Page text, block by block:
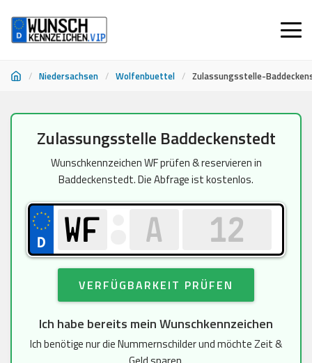
/ Niedersachsen / Wolfenbuettel / Zulassungsstelle-
Zulassungsstelle Baddeckenstedt
Wunschkennzeichen WF prüfen & reservieren in
Baddeckenstedt. Die Abfrage ist kostenlos.
VERFÜGBARKEIT PRÜFEN
Ich habe bereits mein Wunschkennzeichen
Ich benötige nur die Nummernschilder und möchte Zeit &